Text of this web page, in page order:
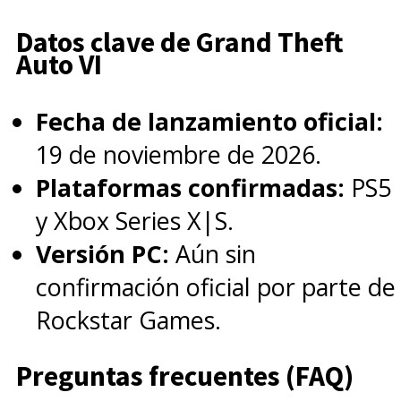
Datos clave de Grand Theft
Auto VI
Fecha de lanzamiento oficial:
19 de noviembre de 2026.
Plataformas confirmadas: PS5
y Xbox Series X|S.
Versión PC: Aún sin
confirmación oficial por parte de
Rockstar Games.
Preguntas frecuentes (FAQ)